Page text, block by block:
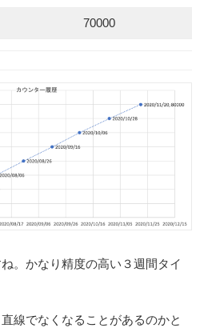
70000
。かなり精度の高い３週間タイ
線でなくなることがあるのかと